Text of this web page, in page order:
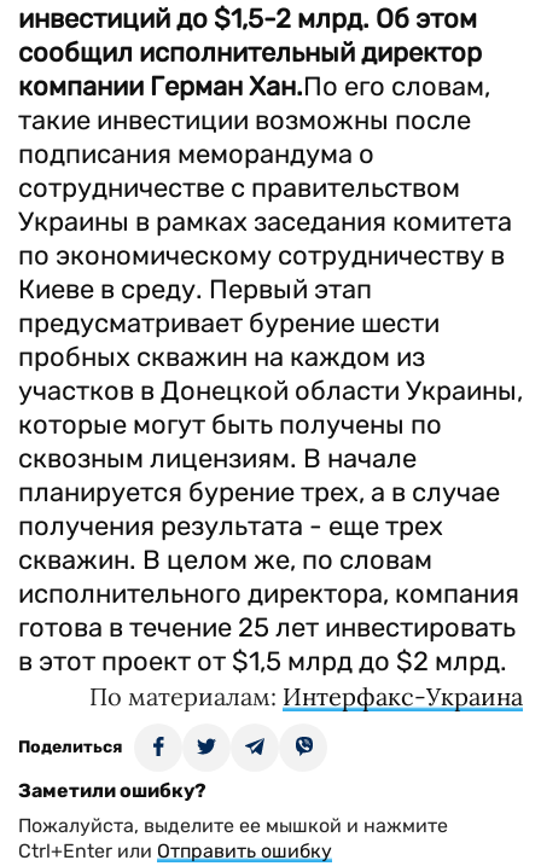
инвестиций до $1,5-2 млрд. Об этом
сообщил исполнительный директор
компании Герман Хан.По его словам,
такие инвестиции возможны после
подписания меморандума о
сотрудничестве с правительством
Украины в рамках заседания комитета
по экономическому сотрудничеству в
Киеве в среду. Первый этап
предусматривает бурение шести
пробных скважин на каждом из
участков в Донецкой области Украины,
которые могут быть получены по
сквозным лицензиям. В начале
планируется бурение трех, а в случае
получения результата - еще трех
скважин. В целом же, по словам
исполнительного директора, компания
готова в течение 25 лет инвестировать
в этот проект от $1,5 млрд до $2 млрд.
По материалам: Интерфакс-Украина
Поделиться
Заметили ошибку?
Пожалуйста, выделите ее мышкой и нажмите
Ctrl+Enter или Отправить ошибку